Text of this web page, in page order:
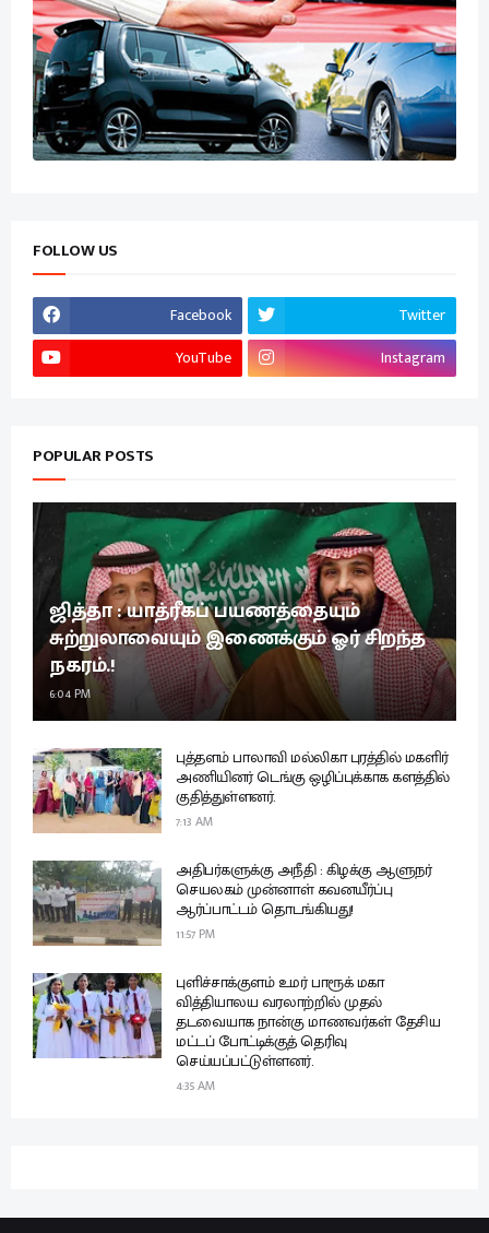
FOLLOW US
Facebook
Twitter
YouTube
Instagram
POPULAR POSTS
ஜித்தா : யாத்ரீகப் பயணத்தையும்
சுற்றுலாவையும் இணைக்கும் ஓர் சிறந்த
நகரம்.!
6:04 PM
புத்தளம் பாலாவி மல்லிகா புரத்தில் மகளிர்
அணியினர் டெங்கு ஒழிப்புக்காக களத்தில்
குதித்துள்ளனர்.
7:13 AM
அதிபர்களுக்கு அநீதி : கிழக்கு ஆளுநர்
செயலகம் முன்னாள் கவனயீர்ப்பு
ஆர்ப்பாட்டம் தொடங்கியது!
11:57 PM
புளிச்சாக்குளம் உமர் பாரூக் மகா
வித்தியாலய வரலாற்றில் முதல்
தடவையாக நான்கு மாணவர்கள் தேசிய
மட்டப் போட்டிக்குத் தெரிவு
செய்யப்பட்டுள்ளனர்.
4:35 AM